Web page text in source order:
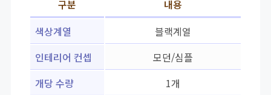
구분
내용
색상계열
블랙계열
인테리어 컨셉
모던/심플
개당 수량
1개